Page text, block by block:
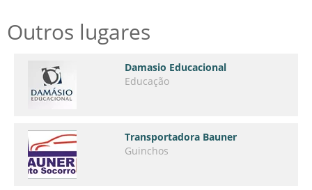
Outros lugares
Damasio Educacional
Educação
Transportadora Bauner
Guinchos